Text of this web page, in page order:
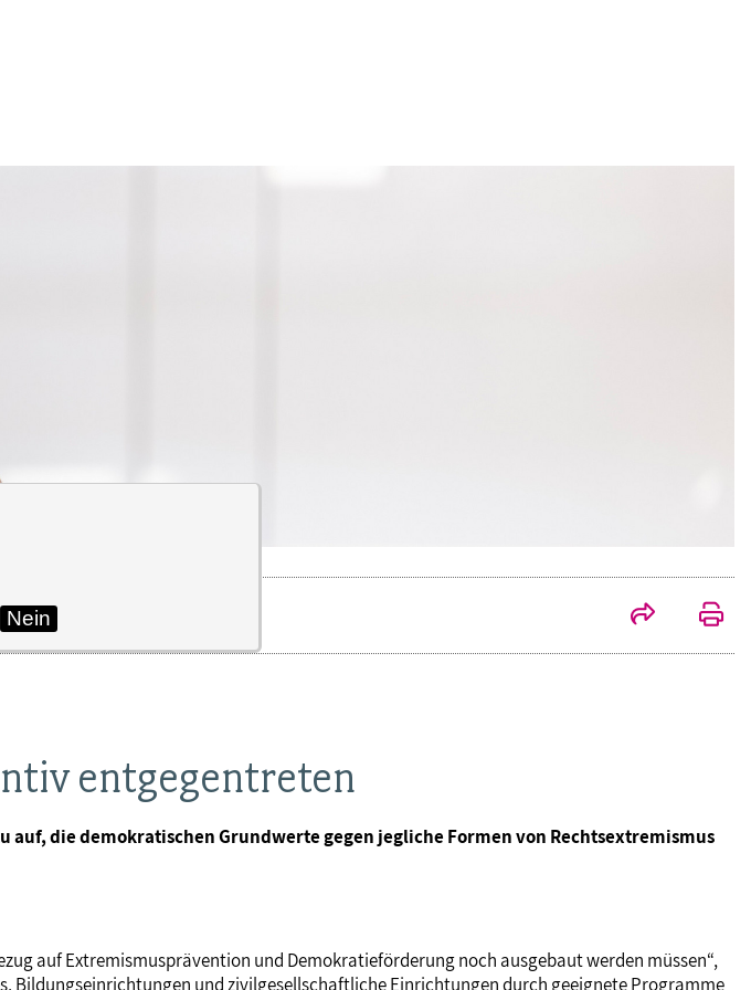
entgegentreten
die demokratischen Grundwerte gegen jegliche Formen von Rechtsextremismus
auf Extremismusprävention und Demokratieförderung noch ausgebaut werden müssen“,
Bildungseinrichtungen und zivilgesellschaftliche Einrichtungen durch geeignete Programme
Nein